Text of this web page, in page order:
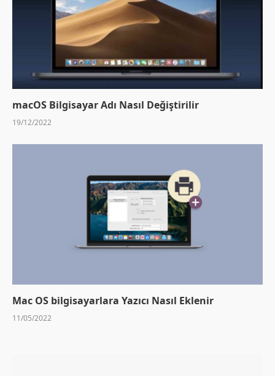
macOS Bilgisayar Adı Nasıl Değiştirilir
19/12/2022
Mac OS bilgisayarlara Yazıcı Nasıl Eklenir
11/05/2022